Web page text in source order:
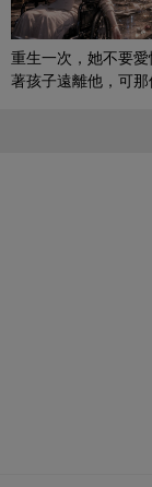
重生一次，她不要
著孩子遠離他，可那